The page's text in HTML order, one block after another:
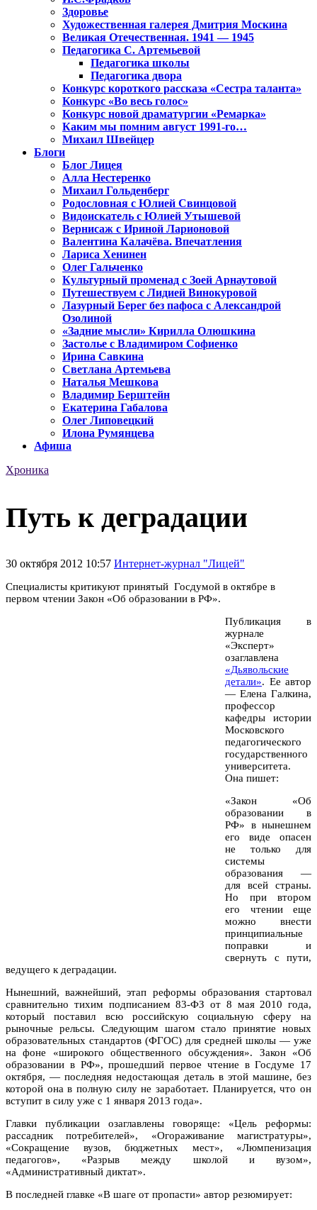
Здоровье
Художественная галерея Дмитрия Москина
Великая Отечественная. 1941 — 1945
Педагогика С. Артемьевой
Педагогика школы
Педагогика двора
Конкурс короткого рассказа «Сестра таланта»
Конкурс «Во весь голос»
Конкурс новой драматургии «Ремарка»
Каким мы помним август 1991-го…
Михаил Швейцер
Блоги
Блог Лицея
Алла Нестеренко
Михаил Гольденберг
Родословная с Юлией Свинцовой
Видоискатель с Юлией Утышевой
Вернисаж с Ириной Ларионовой
Валентина Калачёва. Впечатления
Лариса Хенинен
Олег Гальченко
Культурный променад с Зоей Арнаутовой
Путешествуем с Лидией Винокуровой
Лазурный Берег без пафоса с Александрой
Озолиной
«Задние мысли» Кирилла Олюшкина
Застолье с Владимиром Софиенко
Ирина Савкина
Светлана Артемьева
Наталья Мешкова
Владимир Берштейн
Екатерина Габалова
Олег Липовецкий
Илона Румянцева
Афиша
Хроника
Путь к деградации
30 октября 2012 10:57 Интернет-журнал "Лицей"
Специалисты критикуют принятый Госдумой в октябре в
первом чтении Закон «Об образовании в РФ».
Публикация в
журнале
«Эксперт»
озаглавлена
«Дьявольские
детали». Ее автор
— Елена Галкина,
профессор
кафедры истории
Московского
педагогического
государственного
университета.
Она пишет:
«Закон «Об
образовании в
РФ» в нынешнем
его виде опасен
не только для
системы
образования —
для всей страны.
Но при втором
его чтении еще
можно внести
принципиальные
поправки и
свернуть с пути,
ведущего к деградации.
Нынешний, важнейший, этап реформы образования стартовал
сравнительно тихим подписанием 83-ФЗ от 8 мая 2010 года,
который поставил всю российскую социальную сферу на
рыночные рельсы. Следующим шагом стало принятие новых
образовательных стандартов (ФГОС) для средней школы — уже
на фоне «широкого общественного обсуждения». Закон «Об
образовании в РФ», прошедший первое чтение в Госдуме 17
октября, — последняя недостающая деталь в этой машине, без
которой она в полную силу не заработает. Планируется, что он
вступит в силу уже с 1 января 2013 года».
Главки публикации озаглавлены говоряще: «Цель реформы:
рассадник потребителей», «Огораживание магистратуры»,
«Сокращение вузов, бюджетных мест», «Люмпенизация
педагогов», «Разрыв между школой и вузом»,
«Административный диктат».
В последней главке «В шаге от пропасти» автор резюмирует: